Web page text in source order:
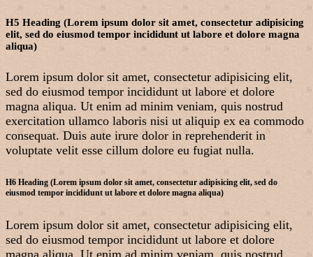
H5 Heading (Lorem ipsum dolor sit amet, consectetur adipisicing
elit, sed do eiusmod tempor incididunt ut labore et dolore magna
aliqua)
Lorem ipsum dolor sit amet, consectetur adipisicing elit,
sed do eiusmod tempor incididunt ut labore et dolore
magna aliqua. Ut enim ad minim veniam, quis nostrud
exercitation ullamco laboris nisi ut aliquip ex ea commodo
consequat. Duis aute irure dolor in reprehenderit in
voluptate velit esse cillum dolore eu fugiat nulla.
H6 Heading (Lorem ipsum dolor sit amet, consectetur adipisicing elit, sed do
eiusmod tempor incididunt ut labore et dolore magna aliqua)
Lorem ipsum dolor sit amet, consectetur adipisicing elit,
sed do eiusmod tempor incididunt ut labore et dolore